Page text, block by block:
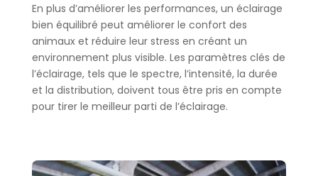
En plus d’améliorer les performances, un éclairage
bien équilibré peut améliorer le confort des
animaux et réduire leur stress en créant un
environnement plus visible. Les paramètres clés de
l’éclairage, tels que le spectre, l’intensité, la durée
et la distribution, doivent tous être pris en compte
pour tirer le meilleur parti de l’éclairage.